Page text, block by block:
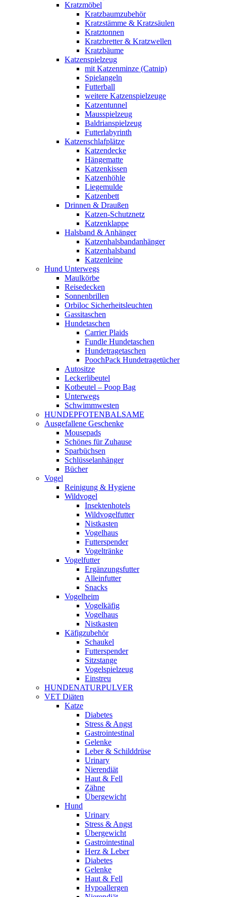
Kratzmöbel
Kratzbaumzubehör
Kratzstämme & Kratzsäulen
Kratztonnen
Kratzbretter & Kratzwellen
Kratzbäume
Katzenspielzeug
mit Katzenminze (Catnip)
Spielangeln
Futterball
weitere Katzenspielzeuge
Katzentunnel
Mausspielzeug
Baldrianspielzeug
Futterlabyrinth
Katzenschlafplätze
Katzendecke
Hängematte
Katzenkissen
Katzenhöhle
Liegemulde
Katzenbett
Drinnen & Draußen
Katzen-Schutznetz
Katzenklappe
Halsband & Anhänger
Katzenhalsbandanhänger
Katzenhalsband
Katzenleine
Hund Unterwegs
Maulkörbe
Reisedecken
Sonnenbrillen
Orbiloc Sicherheitsleuchten
Gassitaschen
Hundetaschen
Carrier Plaids
Fundle Hundetaschen
Hundetragetaschen
PoochPack Hundetragetücher
Autositze
Leckerlibeutel
Kotbeutel – Poop Bag
Unterwegs
Schwimmwesten
HUNDEPFOTENBALSAME
Ausgefallene Geschenke
Mousepads
Schönes für Zuhause
Sparbüchsen
Schlüsselanhänger
Bücher
Vogel
Reinigung & Hygiene
Wildvogel
Insektenhotels
Wildvogelfutter
Nistkasten
Vogelhaus
Futterspender
Vogeltränke
Vogelfutter
Ergänzungsfutter
Alleinfutter
Snacks
Vogelheim
Vogelkäfig
Vogelhaus
Nistkasten
Käfigzubehör
Schaukel
Futterspender
Sitzstange
Vogelspielzeug
Einstreu
HUNDENATURPULVER
VET Diäten
Katze
Diabetes
Stress & Angst
Gastrointestinal
Gelenke
Leber & Schilddrüse
Urinary
Nierendiät
Haut & Fell
Zähne
Übergewicht
Hund
Urinary
Stress & Angst
Übergewicht
Gastrointestinal
Herz & Leber
Diabetes
Gelenke
Haut & Fell
Hypoallergen